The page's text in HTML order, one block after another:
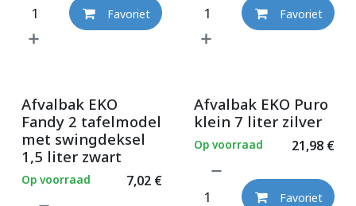
Favoriet Favoriet
Afvalbak EKO
Fandy 2 tafelmodel
met swingdeksel
1,5 liter zwart
7,02€
Op voorraad
Afvalbak EKO Puro
klein 7 liter zilver
21,98€
Op voorraad
Favoriet